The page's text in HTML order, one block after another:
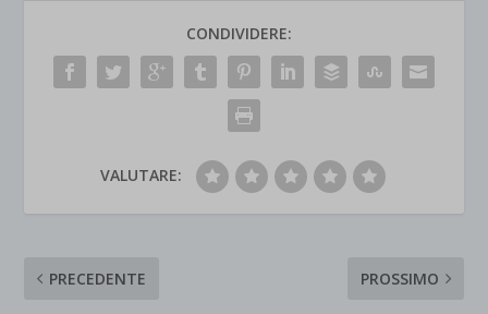
CONDIVIDERE:
VALUTARE:
PRECEDENTE PROSSIMO